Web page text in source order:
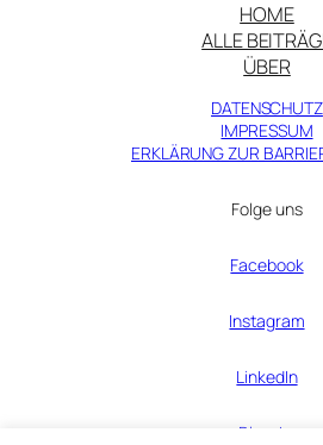
HOME
ALLE
ÜBER
DATENSCHUTZ
IMPRESSUM
ERKLÄRUNG ZUR
Folge uns
Facebook
Instagram
LinkedIn
Bluesky